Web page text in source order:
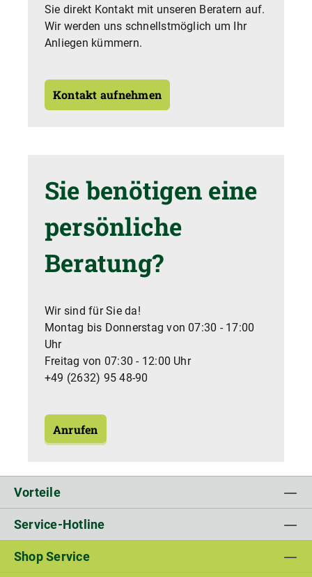
Sie direkt Kontakt mit unseren Beratern auf.
Wir werden uns schnellstmöglich um Ihr
Anliegen kümmern.
Kontakt aufnehmen
Sie benötigen eine
persönliche
Beratung?
Wir sind für Sie da!
Montag bis Donnerstag von 07:30 - 17:00
Uhr
Freitag von 07:30 - 12:00 Uhr
+49 (2632) 95 48-90
Anrufen
Vorteile
Service-Hotline
Shop Service